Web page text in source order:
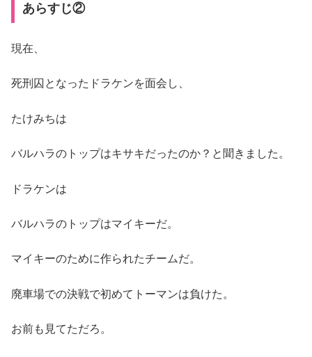
あらすじ②
現在、
死刑囚となったドラケンを面会し、
たけみちは
バルハラのトップはキサキだったのか？と聞きました。
ドラケンは
バルハラのトップはマイキーだ。
マイキーのために作られたチームだ。
廃車場での決戦で初めてトーマンは負けた。
お前も見てただろ。